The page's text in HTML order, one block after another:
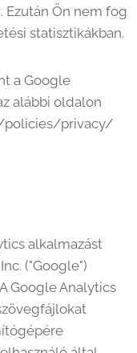
Ön nem fog
statisztikákban.
a Google
alábbi oldalon
policies/privacy/
alkalmazást
("Google")
Google Analytics